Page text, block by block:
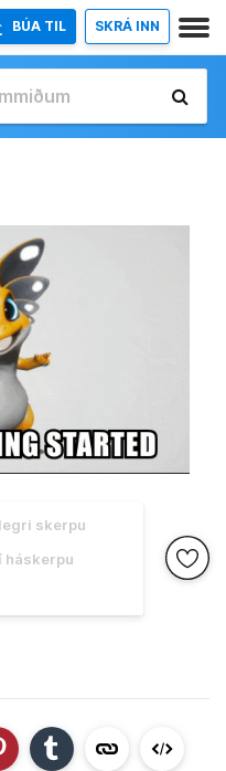
BÚA TIL SKRÁ INN
skerpu
háskerpu